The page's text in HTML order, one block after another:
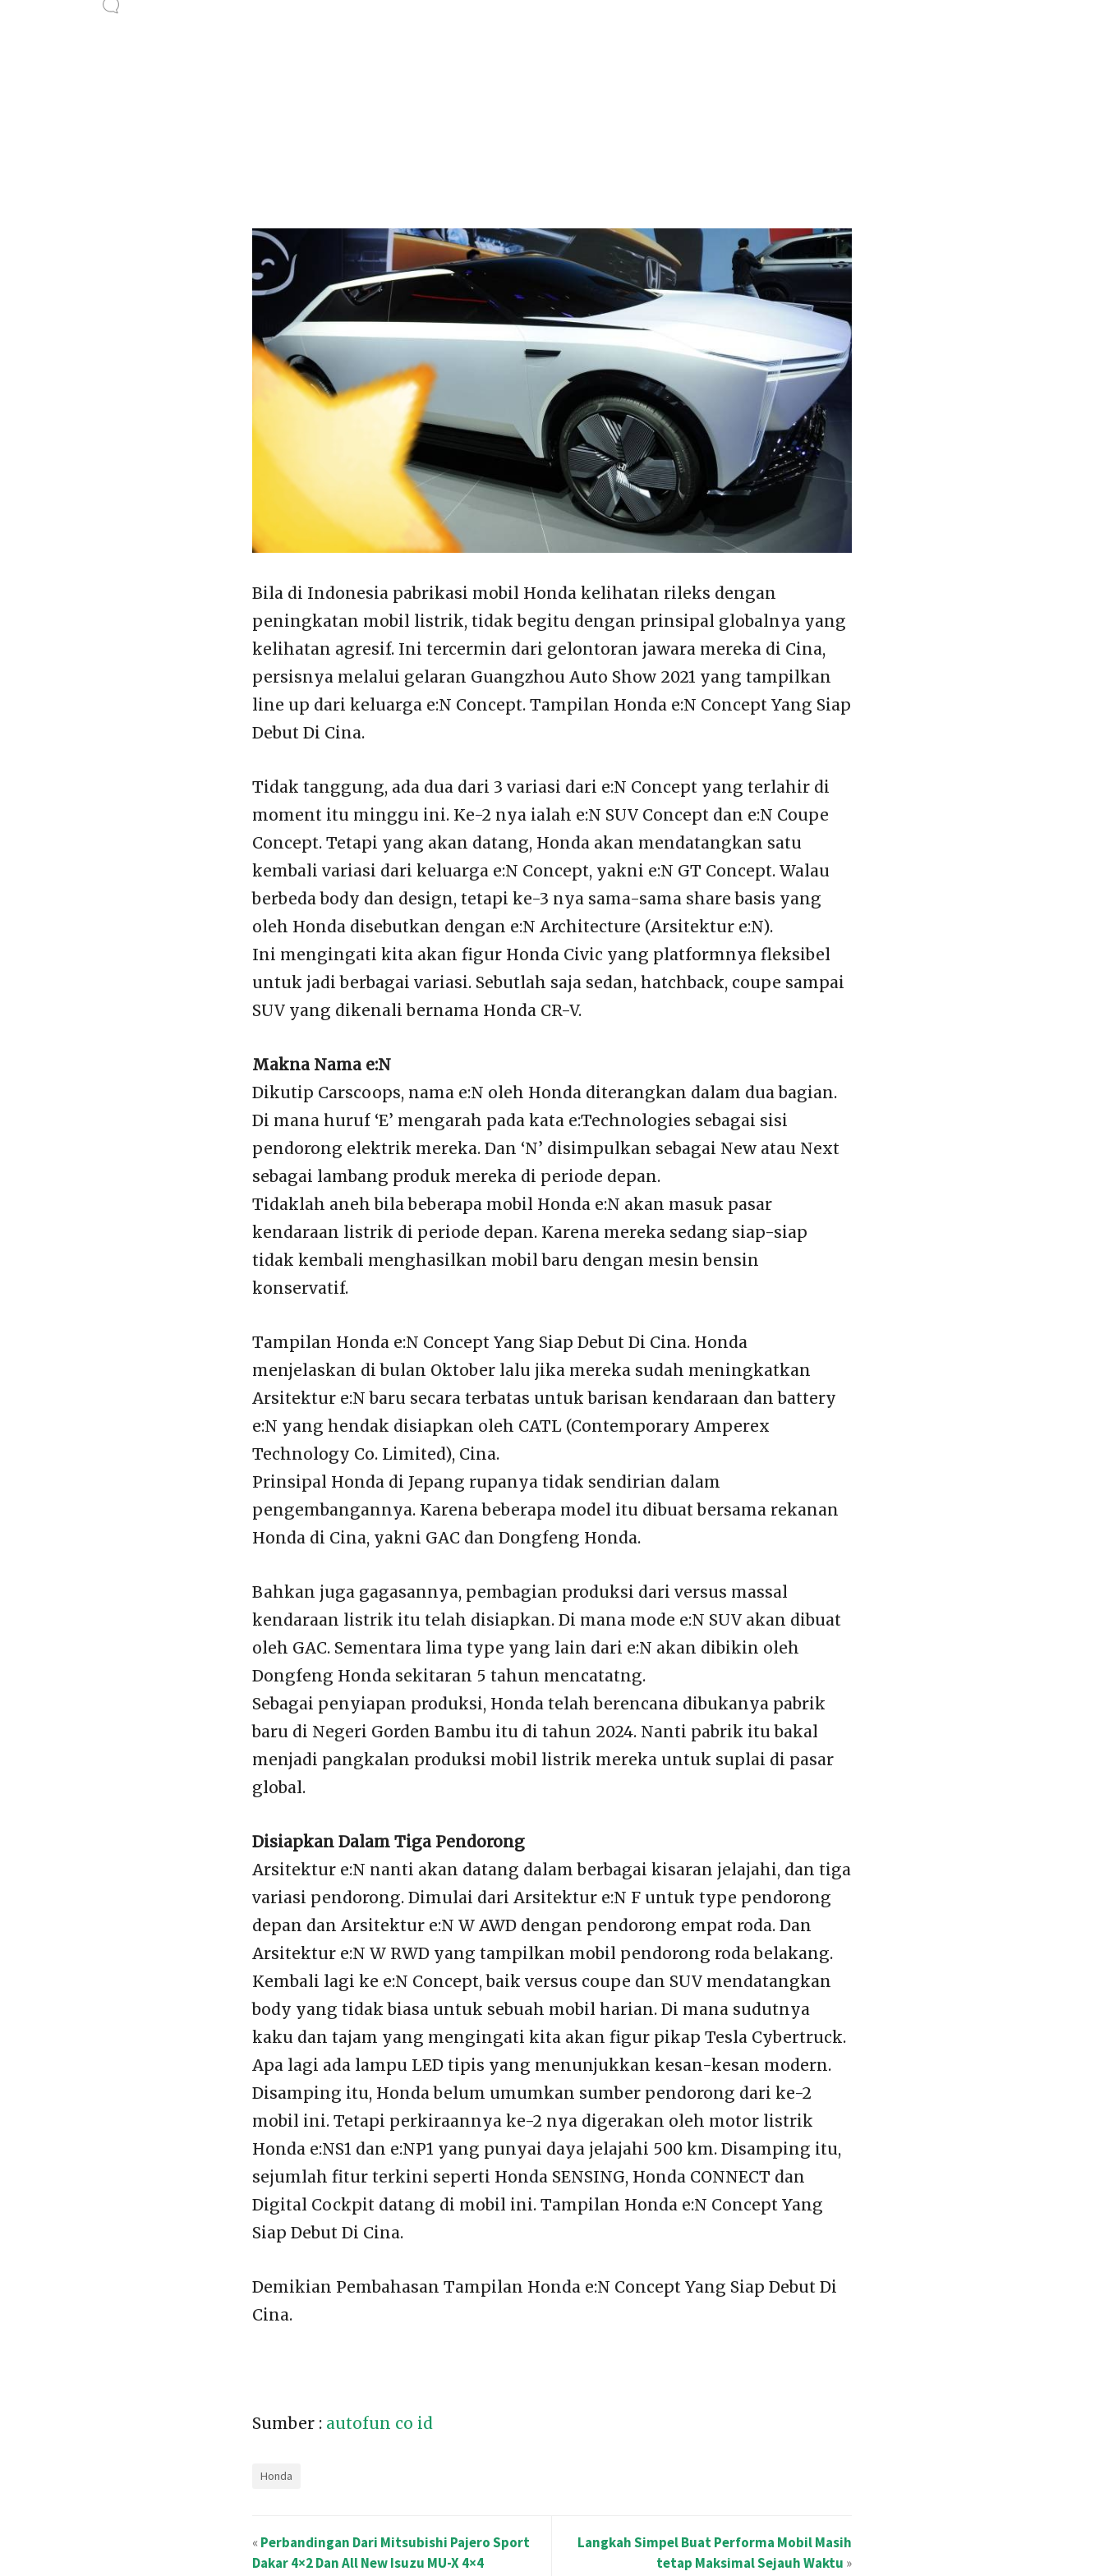
Bila di Indonesia pabrikasi mobil Honda kelihatan rileks dengan
peningkatan mobil listrik, tidak begitu dengan prinsipal globalnya yang
kelihatan agresif. Ini tercermin dari gelontoran jawara mereka di Cina,
persisnya melalui gelaran Guangzhou Auto Show 2021 yang tampilkan
line up dari keluarga e:N Concept. Tampilan Honda e:N Concept Yang Siap
Debut Di Cina.
Tidak tanggung, ada dua dari 3 variasi dari e:N Concept yang terlahir di
moment itu minggu ini. Ke-2 nya ialah e:N SUV Concept dan e:N Coupe
Concept. Tetapi yang akan datang, Honda akan mendatangkan satu
kembali variasi dari keluarga e:N Concept, yakni e:N GT Concept. Walau
berbeda body dan design, tetapi ke-3 nya sama-sama share basis yang
oleh Honda disebutkan dengan e:N Architecture (Arsitektur e:N).
Ini mengingati kita akan figur Honda Civic yang platformnya fleksibel
untuk jadi berbagai variasi. Sebutlah saja sedan, hatchback, coupe sampai
SUV yang dikenali bernama Honda CR-V.
Makna Nama e:N
Dikutip Carscoops, nama e:N oleh Honda diterangkan dalam dua bagian.
Di mana huruf ‘E’ mengarah pada kata e:Technologies sebagai sisi
pendorong elektrik mereka. Dan ‘N’ disimpulkan sebagai New atau Next
sebagai lambang produk mereka di periode depan.
Tidaklah aneh bila beberapa mobil Honda e:N akan masuk pasar
kendaraan listrik di periode depan. Karena mereka sedang siap-siap
tidak kembali menghasilkan mobil baru dengan mesin bensin
konservatif.
Tampilan Honda e:N Concept Yang Siap Debut Di Cina. Honda
menjelaskan di bulan Oktober lalu jika mereka sudah meningkatkan
Arsitektur e:N baru secara terbatas untuk barisan kendaraan dan battery
e:N yang hendak disiapkan oleh CATL (Contemporary Amperex
Technology Co. Limited), Cina.
Prinsipal Honda di Jepang rupanya tidak sendirian dalam
pengembangannya. Karena beberapa model itu dibuat bersama rekanan
Honda di Cina, yakni GAC dan Dongfeng Honda.
Bahkan juga gagasannya, pembagian produksi dari versus massal
kendaraan listrik itu telah disiapkan. Di mana mode e:N SUV akan dibuat
oleh GAC. Sementara lima type yang lain dari e:N akan dibikin oleh
Dongfeng Honda sekitaran 5 tahun mencatatng.
Sebagai penyiapan produksi, Honda telah berencana dibukanya pabrik
baru di Negeri Gorden Bambu itu di tahun 2024. Nanti pabrik itu bakal
menjadi pangkalan produksi mobil listrik mereka untuk suplai di pasar
global.
Disiapkan Dalam Tiga Pendorong
Arsitektur e:N nanti akan datang dalam berbagai kisaran jelajahi, dan tiga
variasi pendorong. Dimulai dari Arsitektur e:N F untuk type pendorong
depan dan Arsitektur e:N W AWD dengan pendorong empat roda. Dan
Arsitektur e:N W RWD yang tampilkan mobil pendorong roda belakang.
Kembali lagi ke e:N Concept, baik versus coupe dan SUV mendatangkan
body yang tidak biasa untuk sebuah mobil harian. Di mana sudutnya
kaku dan tajam yang mengingati kita akan figur pikap Tesla Cybertruck.
Apa lagi ada lampu LED tipis yang menunjukkan kesan-kesan modern.
Disamping itu, Honda belum umumkan sumber pendorong dari ke-2
mobil ini. Tetapi perkiraannya ke-2 nya digerakan oleh motor listrik
Honda e:NS1 dan e:NP1 yang punyai daya jelajahi 500 km. Disamping itu,
sejumlah fitur terkini seperti Honda SENSING, Honda CONNECT dan
Digital Cockpit datang di mobil ini. Tampilan Honda e:N Concept Yang
Siap Debut Di Cina.
Demikian Pembahasan Tampilan Honda e:N Concept Yang Siap Debut Di
Cina.
Sumber : autofun co id
Honda
«Perbandingan Dari Mitsubishi Pajero Sport
Dakar 4×2 Dan All New Isuzu MU-X 4×4
Langkah Simpel Buat Performa Mobil Masih
tetap Maksimal Sejauh Waktu »